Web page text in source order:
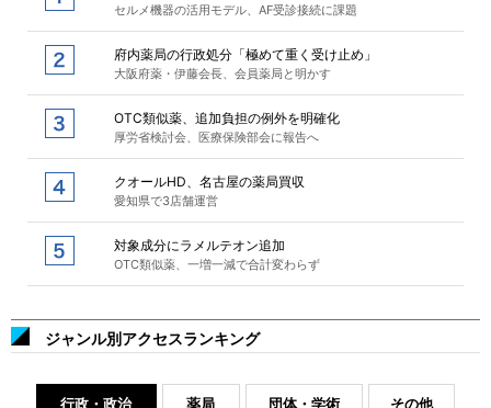
セルメ機器の活用モデル、AF受診接続に課題
府内薬局の行政処分「極めて重く受け止め」
大阪府薬・伊藤会長、会員薬局と明かす
OTC類似薬、追加負担の例外を明確化
厚労省検討会、医療保険部会に報告へ
クオールHD、名古屋の薬局買収
愛知県で3店舗運営
対象成分にラメルテオン追加
OTC類似薬、一増一減で合計変わらず
ジャンル別アクセスランキング
行政・政治 薬局 団体・学術 その他